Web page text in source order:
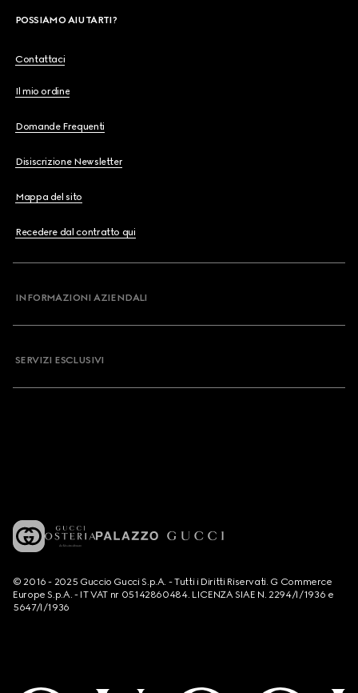
POSSIAMO AIUTARTI?
Contattaci
Il mio ordine
Domande Frequenti
Disiscrizione Newsletter
Mappa del sito
Recedere dal contratto qui
INFORMAZIONI AZIENDALI
SERVIZI ESCLUSIVI
© 2016 - 2025 Guccio Gucci S.p.A. - Tutti i Diritti Riservati. G Commerce
Europe S.p.A. - IT VAT nr 05142860484. LICENZA SIAE N. 2294/I/1936 e
5647/I/1936